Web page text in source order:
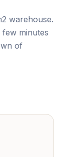
warehouse.
minutes
‌of